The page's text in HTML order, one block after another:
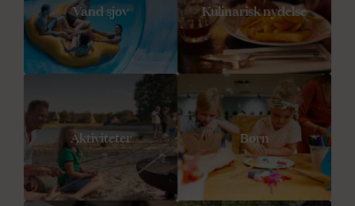
Vand sjov Kulinarisk nydelse
Aktiviteter Børn